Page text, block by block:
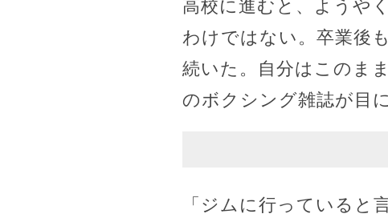
高校に進むと、ようや
わけではない。卒業後
続いた。自分はこのま
のボクシング雑誌が目
「ジムに行っている